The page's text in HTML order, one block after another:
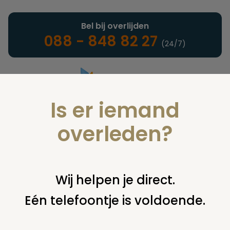
Landelijke uitvaartonderneming
Bel bij overlijden
088 - 848 82 27 (24/7)
U bent hier: home juridisch cremeren bijzetten of
asbus uit graf verwijderen
Is er iemand
overleden?
Wij helpen je direct.
Eén telefoontje is voldoende.